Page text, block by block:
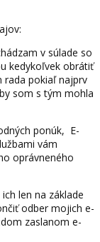
v súlade so
kedykoľvek obrátiť
rada pokiaľ najprv
som s tým mohla
ponúk, E-
vám
oprávneného
len na základe
odber mojich e-
zaslanom e-